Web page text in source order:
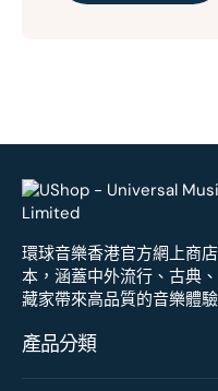
環球音樂香港官方網上商
本，涵蓋中外流行、古典
藏家帶來高品質的音樂體
產品分類